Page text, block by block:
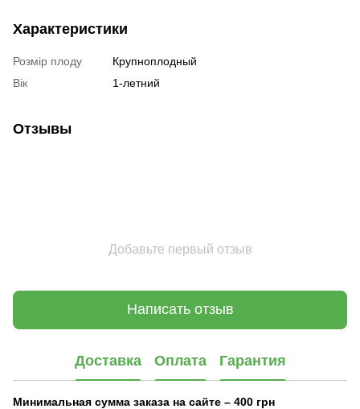
Характеристики
Розмір плоду
Крупноплодный
Вік
1-летний
Отзывы
Добавьте первый отзыв
Написать отзыв
Доставка Оплата Гарантия
Минимальная сумма заказа на сайте – 400 грн